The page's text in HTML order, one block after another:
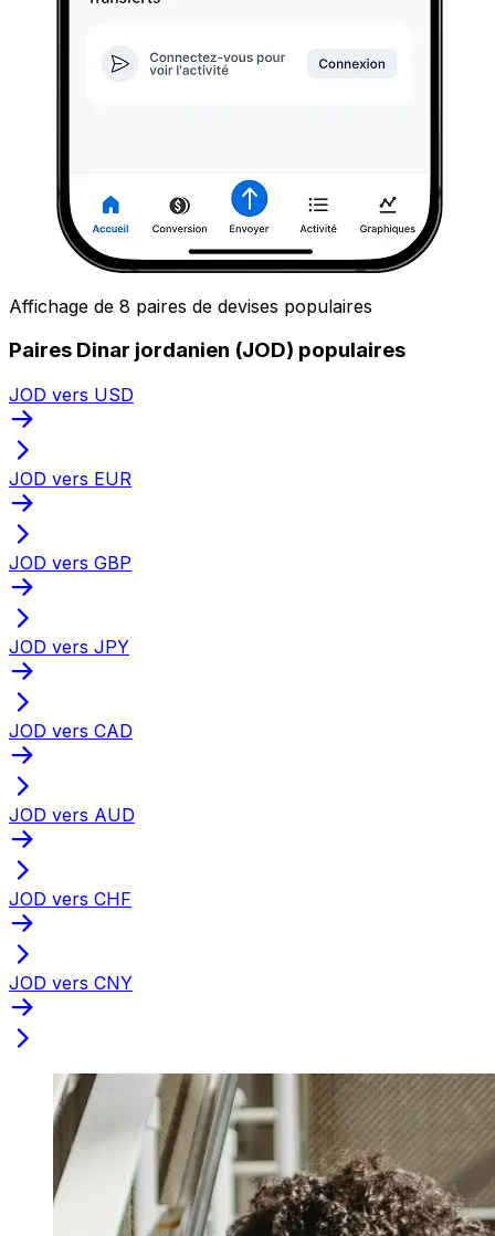
Affichage de 8 paires de devises populaires
Paires Dinar jordanien (JOD) populaires
JOD vers USD
JOD vers EUR
JOD vers GBP
JOD vers JPY
JOD vers CAD
JOD vers AUD
JOD vers CHF
JOD vers CNY